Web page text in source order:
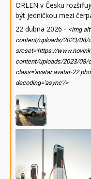
ORLEN v Česku
být jedničkou mezi
22 dubna 2026 - <img
content/uploads/2023/08/
srcset='https://
content/uploads/2023/08/
class='avatar avatar-22
decoding='async'/>